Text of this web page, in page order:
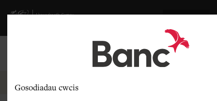
Gosodiadau cwcis
Visit gov.wales website
Mewngofnodi
Breadcrumb
Newyddion